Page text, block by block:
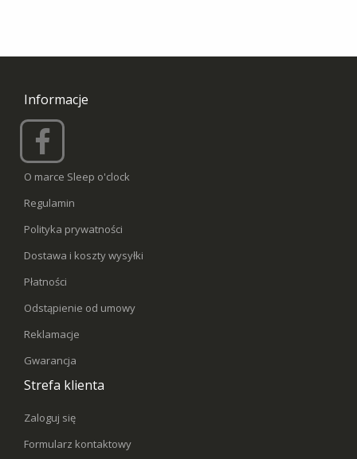
Informacje
O marce Sleep o'clock
Regulamin
Polityka prywatności
Dostawa i koszty wysyłki
Płatności
Odstąpienie od umowy
Reklamacje
Gwarancja
Strefa klienta
Zaloguj się
Formularz kontaktowy